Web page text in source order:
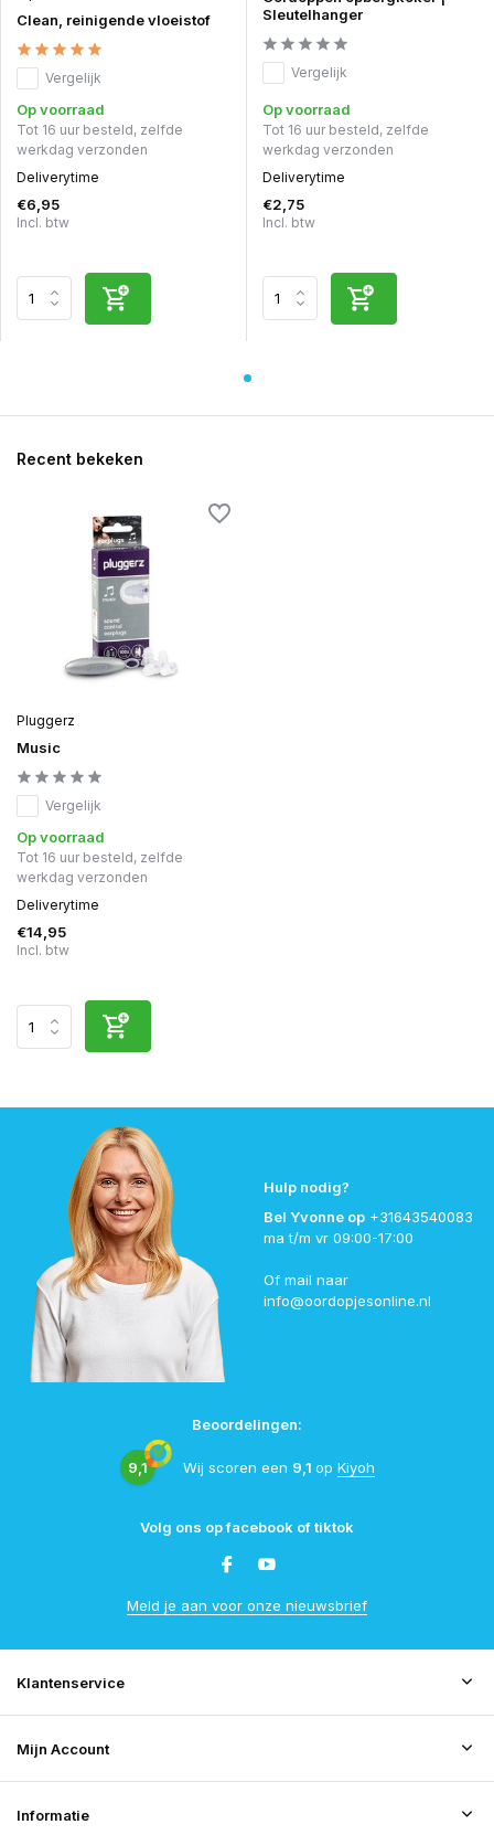
Clean, reinigende vloeistof
Vergelijk
Op voorraad
Tot 16 uur besteld, zelfde
werkdag verzonden
Deliverytime
€6,95
Incl. btw
Sleutelhanger
Vergelijk
Op voorraad
Tot 16 uur besteld, zelfde
werkdag verzonden
Deliverytime
€2,75
Incl. btw
Recent bekeken
Pluggerz
Music
Vergelijk
Op voorraad
Tot 16 uur besteld, zelfde
werkdag verzonden
Deliverytime
€14,95
Incl. btw
Hulp nodig?
Bel Yvonne op +31643540083
ma t/m vr 09:00-17:00
Of mail naar
info@oordopjesonline.nl
Beoordelingen:
9,1 Wij scoren een 9,1 op Kiyoh
Volg ons op facebook of tiktok
Meld je aan voor onze nieuwsbrief
Klantenservice
Mijn Account
Informatie